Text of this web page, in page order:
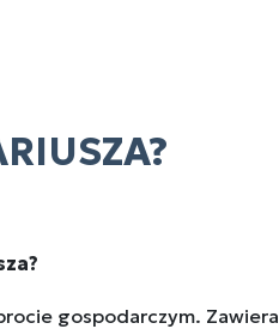
gospodarczym. Zawiera